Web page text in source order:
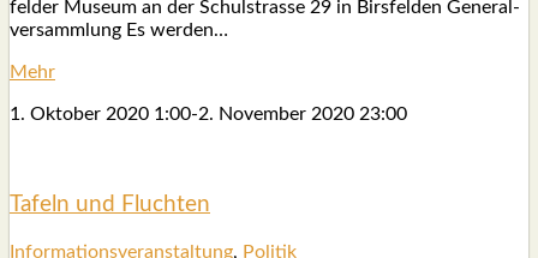
fel­der Muse­um an der Schul­stras­se 29 in Birs­fel­den Gene­ral­
ver­samm­lung Es wer­den…
Mehr
1. Okto­ber 2020 1:00-2. Novem­ber 2020 23:00
Tafeln und Fluch­ten
Infor­ma­ti­ons­ver­an­stal­tung, Poli­tik